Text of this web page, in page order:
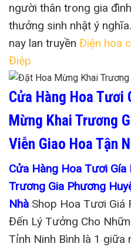
người thân trong gia
thưởng sinh nhật ý
nay lan truyền Điện hoa
Điệp
Cửa Hàng Hoa Tươi
Mừng Khai Trương
Viễn Giao Hoa Tận
Cửa Hàng Hoa Tươi
Trương Gia Phương
Nhà Shop Hoa Tươi Giá
Đến Lý Tưởng Cho
Tỉnh Ninh Bình là 1